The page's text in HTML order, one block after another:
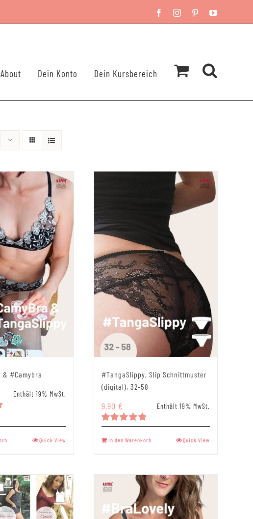
FacebookInstagram
Pinterest
About Dein Konto Dein Kursbereich
& #Camybra
Enthält 19% MwSt.
Quick View
#TangaSlippy, Slip Schnittmuster
(digital), 32-58
mit5.00
9,90 € Enthält 19% MwSt.
In den Warenkorb Quick View